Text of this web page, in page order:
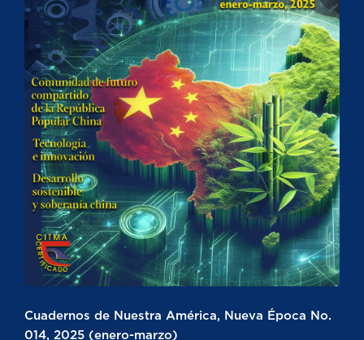
Cuadernos de Nuestra América, Nueva Época No.
014, 2025 (enero-marzo)